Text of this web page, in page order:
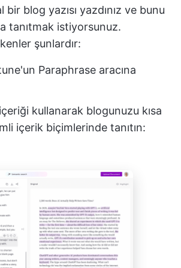
blog yazısı yazdınız ve bunu
tanıtmak istiyorsunuz.
şunlardır:
Paraphrase aracına
kullanarak blogunuzu kısa
içerik biçimlerinde tanıtın: